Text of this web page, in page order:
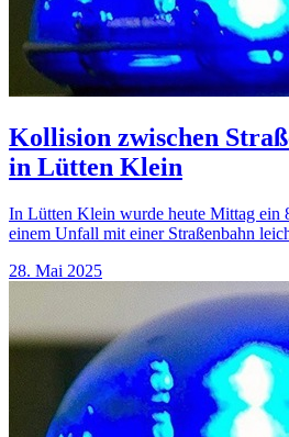
Kollision zwischen
in Lütten Klein
In Lütten Klein wurde heute Mittag ein
einem Unfall mit einer Straßenbahn
28. Mai 2025